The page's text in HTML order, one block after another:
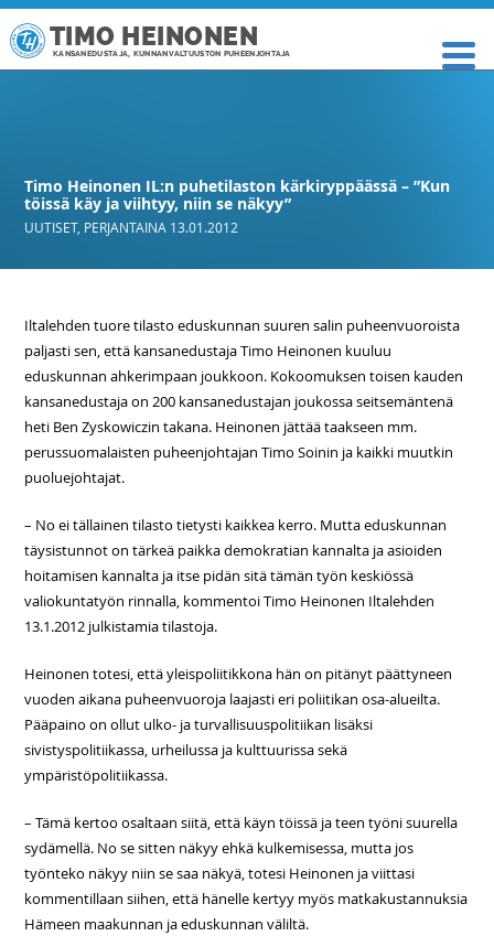
TIMO HEINONEN
KANSANEDUSTAJA, KUNNANVALTUUSTON PUHEENJOHTAJA
Timo Heinonen IL:n puhetilaston kärkiryppäässä – ”Kun
töissä käy ja viihtyy, niin se näkyy”
UUTISET, PERJANTAINA 13.01.2012
Iltalehden tuore tilasto eduskunnan suuren salin puheenvuoroista
paljasti sen, että kansanedustaja Timo Heinonen kuuluu
eduskunnan ahkerimpaan joukkoon. Kokoomuksen toisen kauden
kansanedustaja on 200 kansanedustajan joukossa seitsemäntenä
heti Ben Zyskowiczin takana. Heinonen jättää taakseen mm.
perussuomalaisten puheenjohtajan Timo Soinin ja kaikki muutkin
puoluejohtajat.
– No ei tällainen tilasto tietysti kaikkea kerro. Mutta eduskunnan
täysistunnot on tärkeä paikka demokratian kannalta ja asioiden
hoitamisen kannalta ja itse pidän sitä tämän työn keskiössä
valiokuntatyön rinnalla, kommentoi Timo Heinonen Iltalehden
13.1.2012 julkistamia tilastoja.
Heinonen totesi, että yleispoliitikkona hän on pitänyt päättyneen
vuoden aikana puheenvuoroja laajasti eri poliitikan osa-alueilta.
Pääpaino on ollut ulko- ja turvallisuuspolitiikan lisäksi
sivistyspolitiikassa, urheilussa ja kulttuurissa sekä
ympäristöpolitiikassa.
– Tämä kertoo osaltaan siitä, että käyn töissä ja teen työni suurella
sydämellä. No se sitten näkyy ehkä kulkemisessa, mutta jos
työnteko näkyy niin se saa näkyä, totesi Heinonen ja viittasi
kommentillaan siihen, että hänelle kertyy myös matkakustannuksia
Hämeen maakunnan ja eduskunnan väliltä.